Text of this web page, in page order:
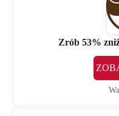
Zrób 53%